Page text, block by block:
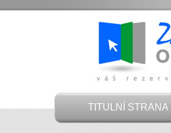
TITULNÍ STRANA